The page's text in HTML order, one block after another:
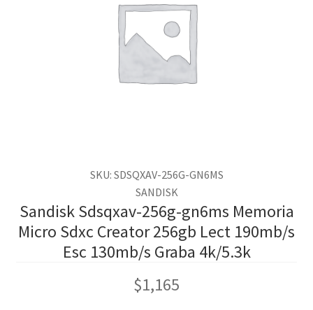
SKU: SDSQXAV-256G-GN6MS
SANDISK
Sandisk Sdsqxav-256g-gn6ms Memoria
Micro Sdxc Creator 256gb Lect 190mb/s
Esc 130mb/s Graba 4k/5.3k
$1,165